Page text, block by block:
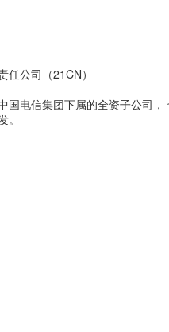
公司（21CN）
电信集团下属的全资子公司